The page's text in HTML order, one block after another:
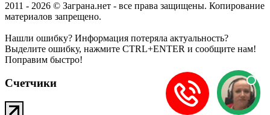
2011 - 2026 © Заграна.нет - все права защищены. Копирование
материалов запрещено.
Нашли ошибку? Информация потеряла актуальность?
Выделите ошибку, нажмите CTRL+ENTER и сообщите нам!
Поправим быстро!
Счетчики